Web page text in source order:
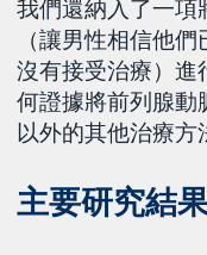
我們還納入了一項
（讓男性相信他
沒有接受治療）進
何證據將前列腺動
以外的其他治療方
主要研究結